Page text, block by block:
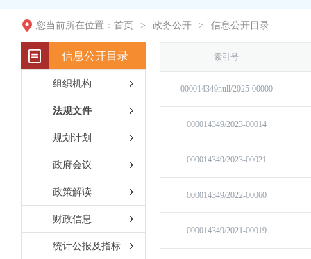
您当前所在位置： 首页 > 政务公开 > 信息公开目录
信息公开目录
组织机构
法规文件
规划计划
政府会议
政策解读
财政信息
统计公报及指标